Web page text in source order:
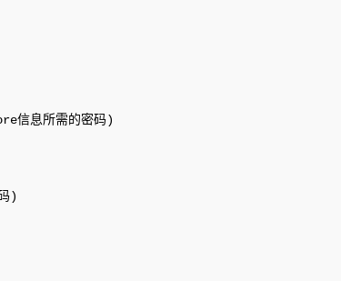
信息所需的密码)
)